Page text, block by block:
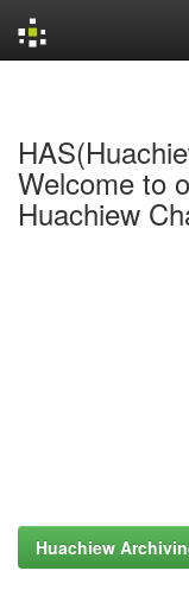
Welcome to
Huachiew
Huachiew